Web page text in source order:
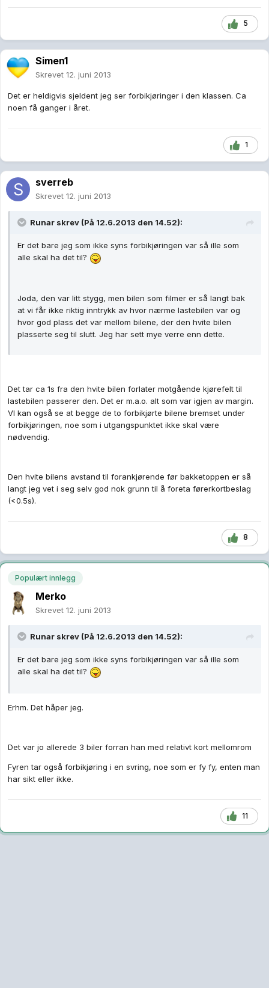
5
Simen1
Skrevet 12. juni 2013
Det er heldigvis sjeldent jeg ser forbikjøringer i den klassen. Ca
noen få ganger i året.
1
sverreb
Skrevet 12. juni 2013
Runar skrev (På 12.6.2013 den 14.52):
Er det bare jeg som ikke syns forbikjøringen var så ille som
alle skal ha det til?
Joda, den var litt stygg, men bilen som filmer er så langt bak
at vi får ikke riktig inntrykk av hvor nærme lastebilen var og
hvor god plass det var mellom bilene, der den hvite bilen
plasserte seg til slutt. Jeg har sett mye verre enn dette.
Det tar ca 1s fra den hvite bilen forlater motgående kjørefelt til
lastebilen passerer den. Det er m.a.o. alt som var igjen av margin.
VI kan også se at begge de to forbikjørte bilene bremset under
forbikjøringen, noe som i utgangspunktet ikke skal være
nødvendig.
Den hvite bilens avstand til forankjørende før bakketoppen er så
langt jeg vet i seg selv god nok grunn til å foreta førerkortbeslag
(<0.5s).
8
Populært innlegg
Merko
Skrevet 12. juni 2013
Runar skrev (På 12.6.2013 den 14.52):
Er det bare jeg som ikke syns forbikjøringen var så ille som
alle skal ha det til?
Erhm. Det håper jeg.
Det var jo allerede 3 biler forran han med relativt kort mellomrom
Fyren tar også forbikjøring i en svring, noe som er fy fy, enten man
har sikt eller ikke.
11